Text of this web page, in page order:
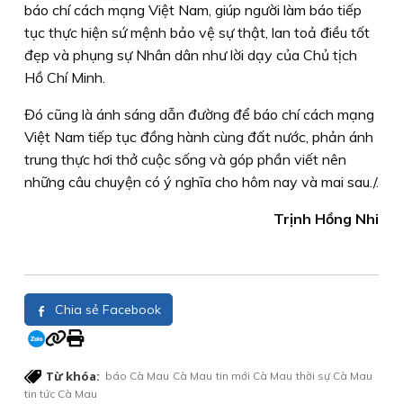
báo chí cách mạng Việt Nam, giúp người làm báo tiếp
tục thực hiện sứ mệnh bảo vệ sự thật, lan toả điều tốt
đẹp và phụng sự Nhân dân như lời dạy của Chủ tịch
Hồ Chí Minh.
Đó cũng là ánh sáng dẫn đường để báo chí cách mạng
Việt Nam tiếp tục đồng hành cùng đất nước, phản ánh
trung thực hơi thở cuộc sống và góp phần viết nên
những câu chuyện có ý nghĩa cho hôm nay và mai sau./.
Trịnh Hồng Nhi
Chia sẻ Facebook
Từ khóa: báo Cà Mau Cà Mau tin mới Cà Mau thời sự Cà Mau
tin tức Cà Mau